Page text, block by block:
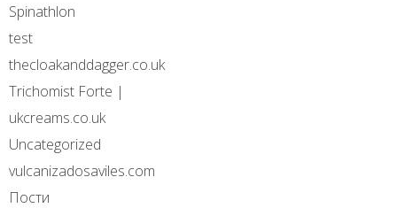
Spinathlon
test
thecloakanddagger.co.uk
Trichomist Forte |
ukcreams.co.uk
Uncategorized
vulcanizadosaviles.com
Пости